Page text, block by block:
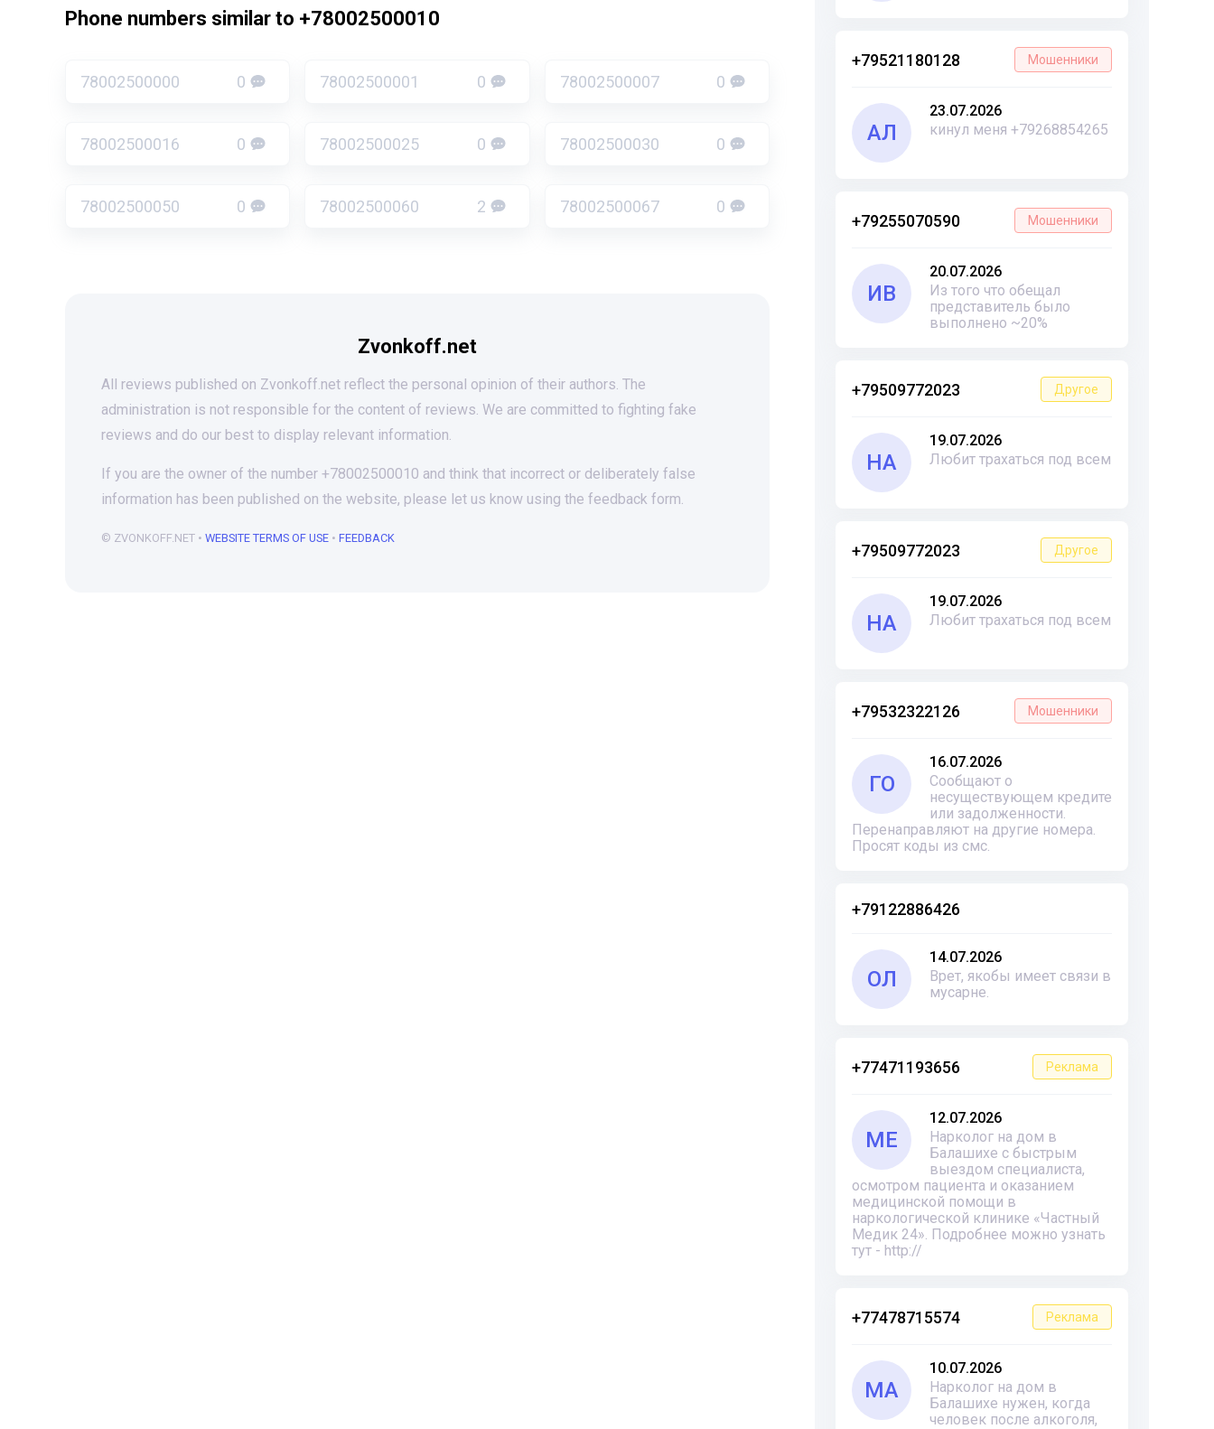
+79521180128 Мошенники
АЛ
23.07.2026
кинул меня +79268854265
+79255070590 Мошенники
ИВ
20.07.2026
Из того что обещал
представитель было
выполнено ~20%
+79509772023 Другое
НА
19.07.2026
Любит трахаться под всем
+79509772023 Другое
НА
19.07.2026
Любит трахаться под всем
+79532322126 Мошенники
ГО
16.07.2026
Сообщают о
несуществующем кредите
или задолженности.
Перенаправляют на другие номера.
Просят коды из смс.
+79122886426
ОЛ
14.07.2026
Врет, якобы имеет связи в
мусарне.
+77471193656 Реклама
ME
12.07.2026
Нарколог на дом в
Балашихе с быстрым
выездом специалиста,
осмотром пациента и оказанием
медицинской помощи в
наркологической клинике «Частный
Медик 24». Подробнее можно узнать
тут - http://
+77478715574 Реклама
MA
10.07.2026
Нарколог на дом в
Балашихе нужен, когда
человек после алкоголя,
Phone numbers similar to +78002500010
78002500000 0 78002500001 0 78002500007 0
78002500016 0 78002500025 0 78002500030 0
78002500050 0 78002500060 2 78002500067 0
Zvonkoff.net
All reviews published on Zvonkoff.net reflect the personal opinion of their authors. The
administration is not responsible for the content of reviews. We are committed to fighting fake
reviews and do our best to display relevant information.
If you are the owner of the number +78002500010 and think that incorrect or deliberately false
information has been published on the website, please let us know using the feedback form.
© ZVONKOFF.NET • WEBSITE TERMS OF USE • FEEDBACK